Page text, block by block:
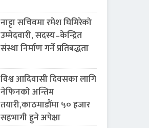
नाट्टा सचिवमा रमेश घिमिरेको
उम्मेदवारी, सदस्य–केन्द्रित
संस्था निर्माण गर्ने प्रतिबद्धता
विश्व आदिवासी दिवसका लागि
नेफिनको अन्तिम
तयारी,काठमाडौंमा ५० हजार
सहभागी हुने अपेक्षा